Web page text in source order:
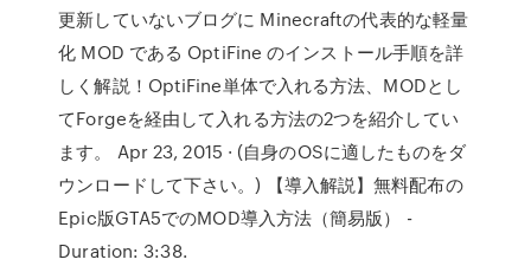
更新していないブログに Minecraftの代表的な軽量
化 MOD である OptiFine のインストール手順を詳
しく解説！OptiFine単体で入れる方法、MODとし
てForgeを経由して入れる方法の2つを紹介してい
ます。 Apr 23, 2015 · (自身のOSに適したものをダ
ウンロードして下さい。) 【導入解説】無料配布の
Epic版GTA5でのMOD導入方法（簡易版） -
Duration: 3:38.